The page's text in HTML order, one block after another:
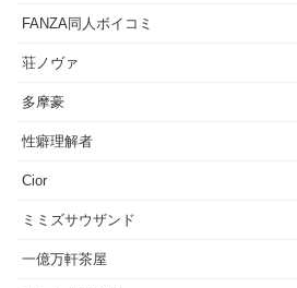
FANZA同人ボイコミ
荘ノヴァ
多摩豪
性癖理解者
Cior
ミミズサウザンド
一億万軒茶屋